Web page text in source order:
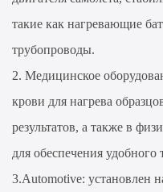
такие как нагревающие
трубопроводы.
2. Медицинское
крови для нагрева
результатов, а также в
для обеспечения удобного
3.Automotive: установлен